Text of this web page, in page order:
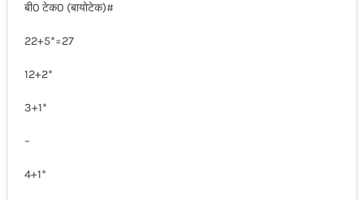
बी0 टेक0 (बायोटेक)#
22+5*=27
12+2*
3+1*
–
4+1*